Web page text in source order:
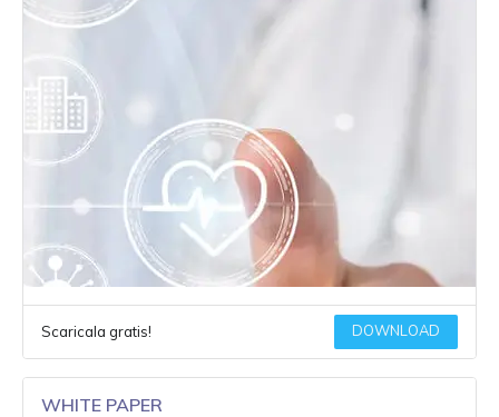
Scaricala gratis! DOWNLOAD
WHITE PAPER